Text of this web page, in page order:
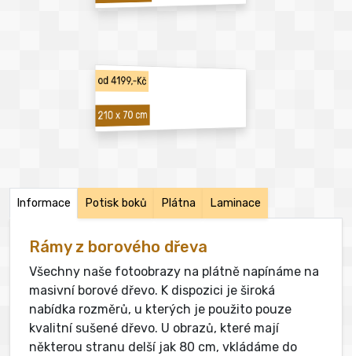
od 4199,-Kč
210 x 70 cm
Informace Potisk boků Plátna Laminace
Rámy z borového dřeva
Všechny naše fotoobrazy na plátně napínáme na
masivní borové dřevo. K dispozici je široká
nabídka rozměrů, u kterých je použito pouze
kvalitní sušené dřevo. U obrazů, které mají
některou stranu delší jak 80 cm, vkládáme do